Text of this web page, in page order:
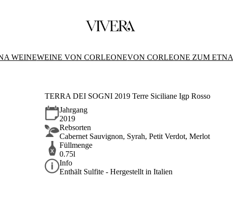
WEINEWEINE VON CORLEONEVON CORLEONE ZUM ETNA
TERRA DEI SOGNI 2019 Terre Siciliane Igp Rosso
Jahrgang
2019
Rebsorten
Cabernet Sauvignon, Syrah, Petit Verdot, Merlot
Füllmenge
0.75l
Info
Enthält Sulfite - Hergestellt in Italien